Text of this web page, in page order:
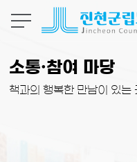
소통·참여 마당
책과의 행복한 만남이 있는